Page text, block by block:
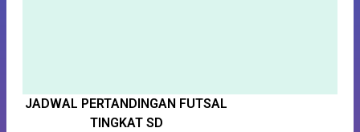
JADWAL PERTANDINGAN FUTSAL
TINGKAT SD